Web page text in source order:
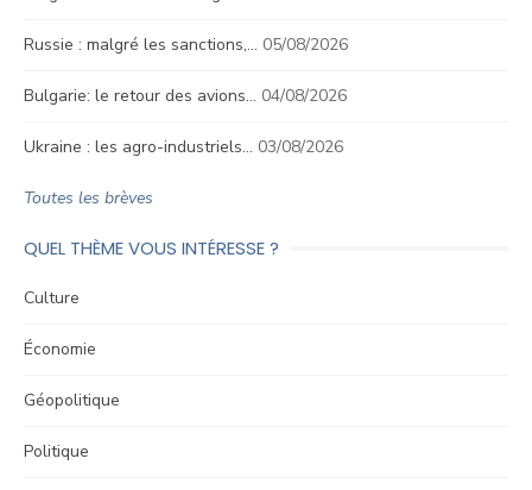
Russie : malgré les sanctions,… 05/08/2026
Bulgarie: le retour des avions… 04/08/2026
Ukraine : les agro-industriels… 03/08/2026
Toutes les brèves
QUEL THÈME VOUS INTÉRESSE ?
Culture
Économie
Géopolitique
Politique